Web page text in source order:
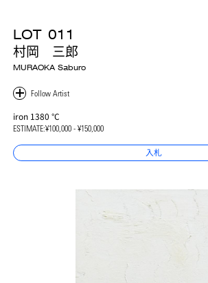
LOT 011
村岡 三郎
MURAOKA Saburo
iron 1380 °C
ESTIMATE:¥100,000 - ¥150,000
入札